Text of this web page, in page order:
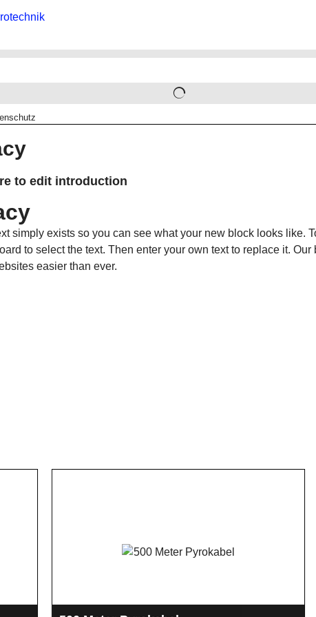
to edit introduction
simply exists so you can see what your new block looks like.
to select the text. Then enter your own text to replace it.
easier than ever.